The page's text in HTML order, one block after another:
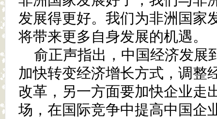
发展得更好。我们为非洲国家
将带来更多自身发展的机遇。
俞正声指出，中国经济发展
加快转变经济增长方式，调整
改革，另一方面要加快企业走
场，在国际竞争中提高中国企